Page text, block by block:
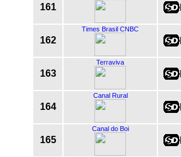
161
162
Times Brasil CNBC
163
Terraviva
164
Canal Rural
165
Canal do Boi